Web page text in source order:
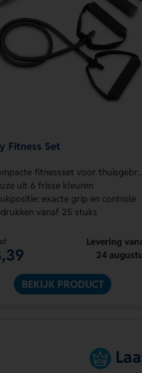
Fitness Set
fitnessset voor thuisgebruik
uit 6 frisse kleuren
exacte grip en controle
vanaf 25 stuks
Levering
24
BEKIJK PRODUCT